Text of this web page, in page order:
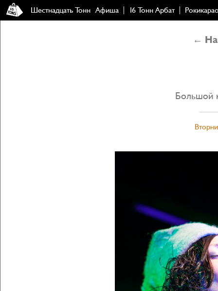
Шестнадцать Тонн Афиша 16 Тонн Арбат
←
Большой